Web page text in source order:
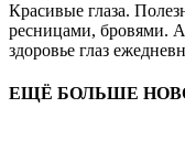
Красивые глаза.
ресницами, бровями.
здоровье глаз
ЕЩЁ БОЛЬШЕ